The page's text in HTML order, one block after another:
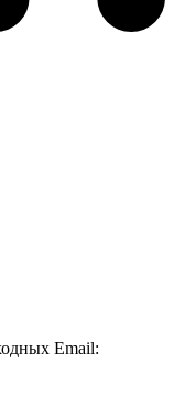
Email: